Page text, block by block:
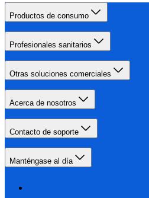
Productos de consumo
Profesionales sanitarios
Otras soluciones comerciales
Acerca de nosotros
Contacto de soporte
Manténgase al día